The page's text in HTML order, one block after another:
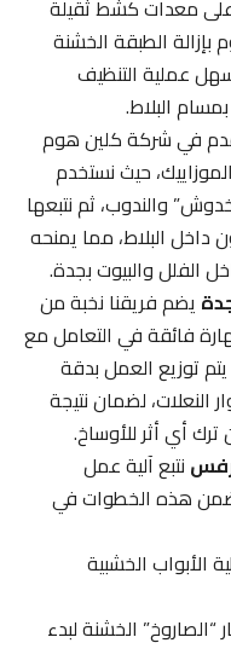
معدات كشط ثقيلة
الطبقة الخشنة
عملية التنظيف
البلاط.
شركة كلين هوم
حيث نستخدم
والندوب، ثم نتبعها
البلاط، مما يمنحه
والبيوت بجدة.
يضم فريقنا نخبة من
فائقة في التعامل مع
توزيع العمل بدقة
لضمان نتيجة
أثر للأوساخ.
نتبع آلية عمل
هذه الخطوات في
الخشبية
الخشنة لبدء